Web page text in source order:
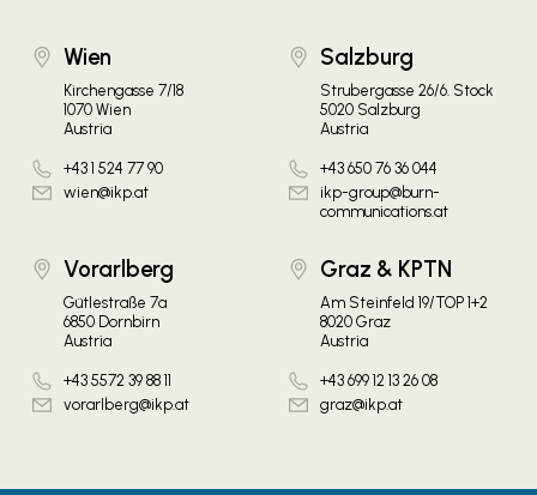
Wien
Kirchengasse 7/18
1070 Wien
Austria
+43 1 524 77 90
wien@ikp.at
Salzburg
Strubergasse 26/6. Stock
5020 Salzburg
Austria
+43 650 76 36 044
ikp-group@burn-
communications.at
Vorarlberg
Gütlestraße 7a
6850 Dornbirn
Austria
+43 5572 39 88 11
vorarlberg@ikp.at
Graz & KPTN
Am Steinfeld 19/TOP 1+2
8020 Graz
Austria
+43 699 12 13 26 08
graz@ikp.at